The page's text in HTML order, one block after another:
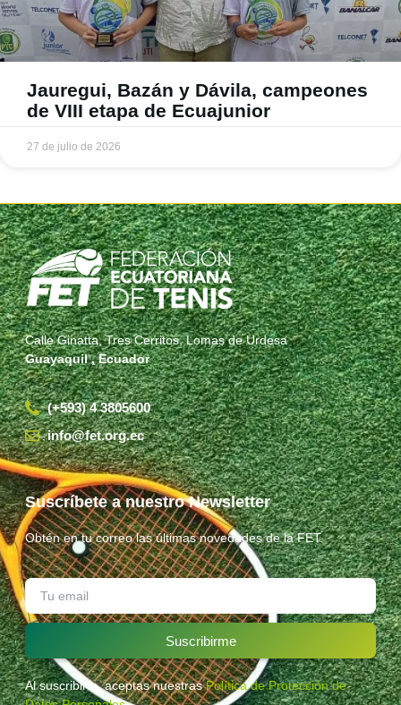
Jauregui, Bazán y Dávila, campeones
de VIII etapa de Ecuajunior
27 de julio de 2026
Calle Ginatta, Tres Cerritos, Lomas de Urdesa
Guayaquil , Ecuador
(+593) 4 3805600
info@fet.org.ec
Suscríbete a nuestro Newsletter
Obtén en tu correo las últimas novedades de la FET.
Suscribirme
Al suscribirte, aceptas nuestrasPolítica de Protección de